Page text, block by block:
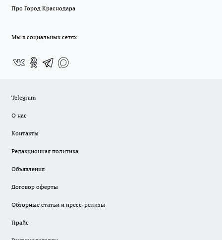
Про Город Краснодара
Мы в социальных сетях
Telegram
О нас
Контакты
Редакционная политика
Объявления
Договор оферты
Обзорные статьи и пресс-релизы
Прайс